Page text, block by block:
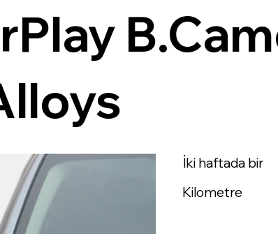
İki haftada bir
Kilometre